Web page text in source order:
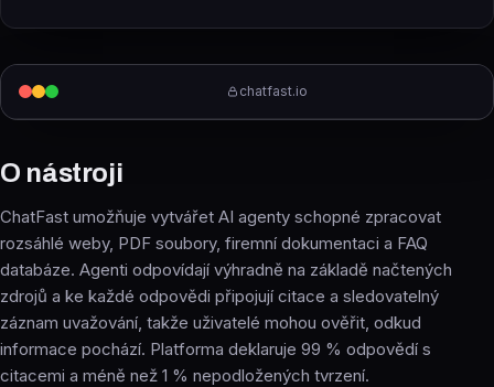
chatfast.io
O nástroji
ChatFast umožňuje vytvářet AI agenty schopné zpracovat
rozsáhlé weby, PDF soubory, firemní dokumentaci a FAQ
databáze. Agenti odpovídají výhradně na základě načtených
zdrojů a ke každé odpovědi připojují citace a sledovatelný
záznam uvažování, takže uživatelé mohou ověřit, odkud
informace pochází. Platforma deklaruje 99 % odpovědí s
citacemi a méně než 1 % nepodložených tvrzení.